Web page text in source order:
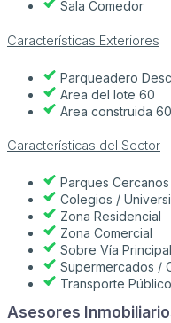
Sala Comedor
Características Exteriores
Parqueadero
Area del lote 60
Area construida 60
Características del Sector
Parques Cercanos
Colegios /
Zona Residencial
Zona Comercial
Sobre Vía Principal
Supermercados /
Transporte
Asesores